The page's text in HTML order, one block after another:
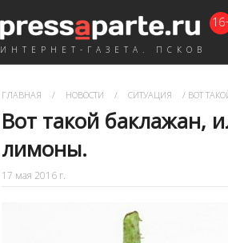
ИНТЕРНЕТ-ГАЗЕТА. ПСКОВ
ГЛАВНАЯ / НОВОСТИ / СИТУАЦИЯ / ВОТ
Вот такой баклажан,
лимоны.
17 мая 2016 г.